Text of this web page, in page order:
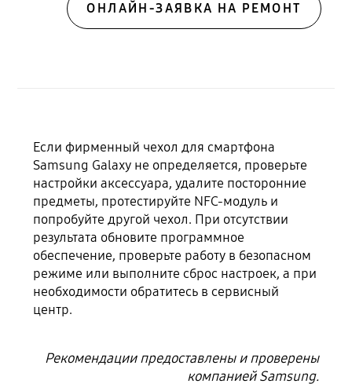
ОНЛАЙН-ЗАЯВКА НА РЕМОНТ
Если фирменный чехол для смартфона
Samsung Galaxy не определяется, проверьте
настройки аксессуара, удалите посторонние
предметы, протестируйте NFC-модуль и
попробуйте другой чехол. При отсутствии
результата обновите программное
обеспечение, проверьте работу в безопасном
режиме или выполните сброс настроек, а при
необходимости обратитесь в сервисный
центр.
Рекомендации предоставлены и проверены
компанией Samsung.